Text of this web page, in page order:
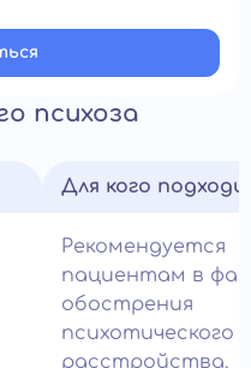
психоза
Для кого
Рекомендуется
пациентам в
обострения
психотического
расстройства.